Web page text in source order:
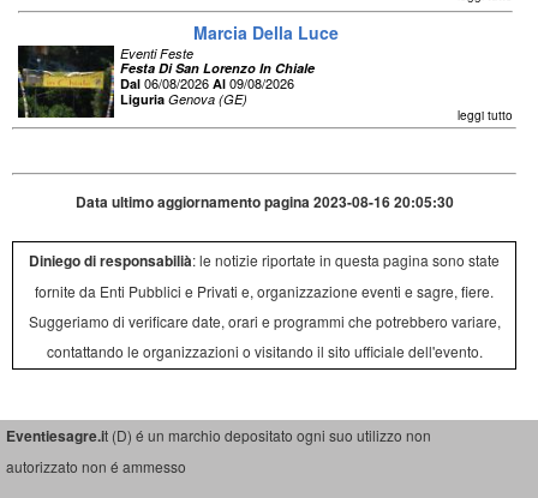
Marcia Della Luce
Eventi Feste
Festa Di San Lorenzo In Chiale
Dal 06/08/2026 Al 09/08/2026
Liguria Genova (GE)
leggi tutto
Data ultimo aggiornamento pagina 2023-08-16 20:05:30
Diniego di responsabilià: le notizie riportate in questa pagina sono state
fornite da Enti Pubblici e Privati e, organizzazione eventi e sagre, fiere.
Suggeriamo di verificare date, orari e programmi che potrebbero variare,
contattando le organizzazioni o visitando il sito ufficiale dell'evento.
Eventiesagre.it (D) é un marchio depositato ogni suo utilizzo non
autorizzato non é ammesso